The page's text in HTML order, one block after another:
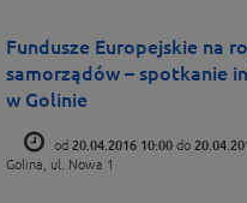
Fundusze Europejskie na
samorządów – spotkanie
w Golinie
od 20.04.2016 10:00 do
Golina, ul. Nowa 1